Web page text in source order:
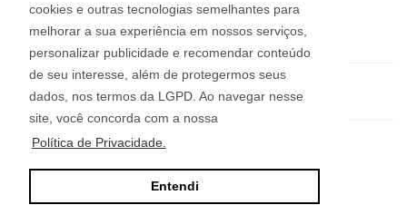
cookies e outras tecnologias semelhantes para
melhorar a sua experiência em nossos serviços,
personalizar publicidade e recomendar conteúdo
de seu interesse, além de protegermos seus
dados, nos termos da LGPD. Ao navegar nesse
site, você concorda com a nossa
Política de Privacidade.
Entendi
(54) 3412-2220
helena@imobiliariahelena.com.br
Helena Thomé Imobiliária - 23.682J
Rua Júlio de Castilhos, n° 455, sala 12
Bairro Imigrante - Farroupilha/RS